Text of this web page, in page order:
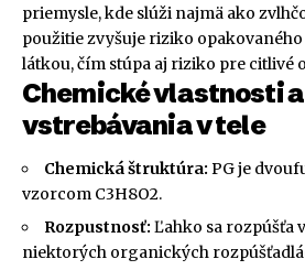
priemysle, kde slúži najmä ako
použitie zvyšuje riziko
látkou, čím stúpa aj riziko pre citlivé
Chemické vlastnosti
vstrebávania v tele
Chemická štruktúra: PG je
vzorcom C3H8O2.
Rozpustnosť: Ľahko sa rozpúšťa
niektorých organických